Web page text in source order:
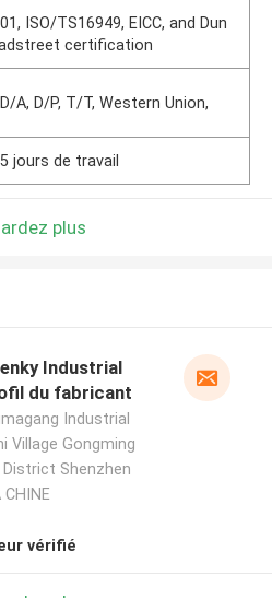
ISO/TS16949, EICC, and Dun
certification
A, D/P, T/T, Western Union,
jours de travail
plus
Industrial
du fabricant
Industrial
Village Gongming
District Shenzhen
CHINE
vérifié